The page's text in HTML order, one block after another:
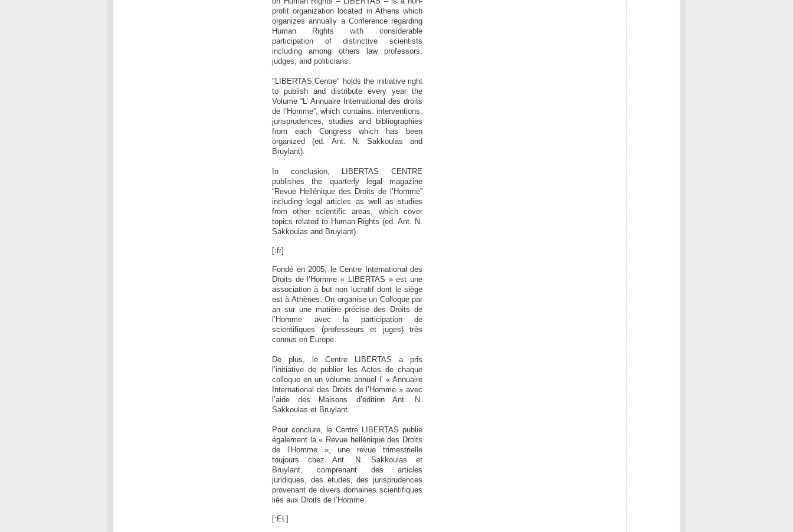
profit organization located in Athens which
organizes annually a Conference regarding
Human Rights with considerable
participation of distinctive scientists
including among others law professors,
judges, and politicians.
"LIBERTAS Centre" holds the initiative right
to publish and distribute every year the
Volume “L’ Annuaire International des droits
de l’Homme”, which contains: interventions,
jurisprudences, studies and bibliographies
from each Congress which has been
organized (ed. Ant. N. Sakkoulas and
Bruylant).
In conclusion, LIBERTAS CENTRE
publishes the quarterly legal magazine
“Revue Hellénique des Droits de l’Homme”
including legal articles as well as studies
from other scientific areas, which cover
topics related to Human Rights (ed. Ant. N.
Sakkoulas and Bruylant).
[:fr]
Fondé en 2005, le Centre International des
Droits de l’Homme « LIBERTAS » est une
association à but non lucratif dont le siège
est à Athènes. On organise un Colloque par
an sur une matière précise des Droits de
l’Homme avec la participation de
scientifiques (professeurs et juges) très
connus en Europe.
De plus, le Centre LIBERTAS a pris
l’initiative de publier les Actes de chaque
colloque en un volume annuel l’ « Annuaire
International des Droits de l’Homme » avec
l’aide des Maisons d’édition Ant. N.
Sakkoulas et Bruylant.
Pour conclure, le Centre LIBERTAS publie
également la « Revue hellénique des Droits
de l’Homme », une revue trimestrielle
toujours chez Ant. N. Sakkoulas et
Bruylant, comprenant des articles
juridiques, des études, des jurisprudences
provenant de divers domaines scientifiques
liés aux Droits de l’Homme.
[:EL]